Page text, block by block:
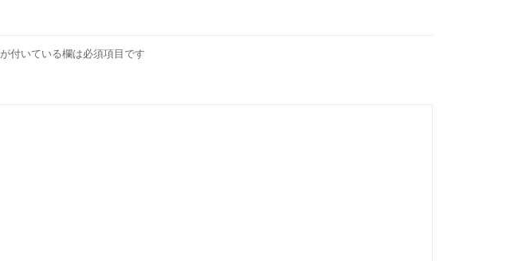
が付いている欄は必須項目です